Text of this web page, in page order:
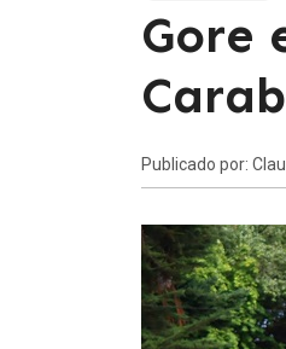
Gore
Publicado por: